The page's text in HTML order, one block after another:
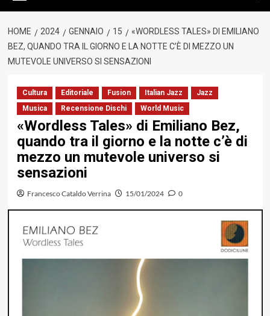
HOME 2024 GENNAIO 15
«WORDLESS TALES» DI EMILIANO
BEZ, QUANDO TRA IL GIORNO E LA NOTTE C’È DI MEZZO UN
MUTEVOLE UNIVERSO SI SENSAZIONI
Cultura Editoriale Fusion Italian Jazz
Jazz
Musica
Recensione Dischi World Music
«Wordless Tales» di Emiliano Bez,
quando tra il giorno e la notte c’è di
mezzo un mutevole universo si
sensazioni
Francesco Cataldo Verrina 15/01/2024 0